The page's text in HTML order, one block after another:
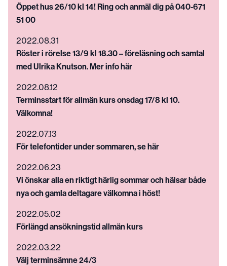
Öppet hus 26/10 kl 14! Ring och anmäl dig på 040-671
51 00
2022.08.31
Röster i rörelse 13/9 kl 18.30 – föreläsning och samtal
med Ulrika Knutson. Mer info här
2022.08.12
Terminsstart för allmän kurs onsdag 17/8 kl 10.
Välkomna!
2022.07.13
För telefontider under sommaren, se här
2022.06.23
Vi önskar alla en riktigt härlig sommar och hälsar både
nya och gamla deltagare välkomna i höst!
2022.05.02
Förlängd ansökningstid allmän kurs
2022.03.22
Välj terminsämne 24/3